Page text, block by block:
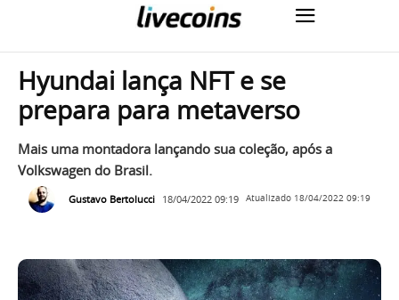
Hyundai lança NFT e se
prepara para metaverso
Mais uma montadora lançando sua coleção, após a
Volkswagen do Brasil.
Gustavo Bertolucci 18/04/2022 09:19 Atualizado 18/04/2022 09:19